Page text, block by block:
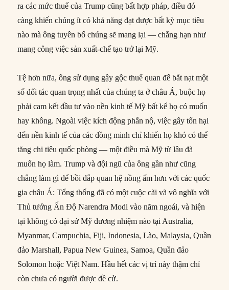
ra các mức thuế của Trump cũng bất hợp pháp, điều đó
càng khiến chúng ít có khả năng đạt được bất kỳ mục tiêu
nào mà ông tuyên bố chúng sẽ mang lại — chẳng hạn như
mang công việc sản xuất-chế tạo trở lại Mỹ.
Tệ hơn nữa, ông sử dụng gậy gộc thuế quan để bắt nạt một
số đối tác quan trọng nhất của chúng ta ở châu Á, buộc họ
phải cam kết đầu tư vào nền kinh tế Mỹ bất kể họ có muốn
hay không. Ngoài việc kích động phẫn nộ, việc gây tổn hại
đến nền kinh tế của các đồng minh chỉ khiến họ khó có thể
tăng chi tiêu quốc phòng — một điều mà Mỹ từ lâu đã
muốn họ làm. Trump và đội ngũ của ông gần như cũng
chẳng làm gì để bồi đắp quan hệ nồng ấm hơn với các quốc
gia châu Á: Tổng thống đã có một cuộc cãi vã vô nghĩa với
Thủ tướng Ấn Độ Narendra Modi vào năm ngoái, và hiện
tại không có đại sứ Mỹ đương nhiệm nào tại Australia,
Myanmar, Campuchia, Fiji, Indonesia, Lào, Malaysia, Quần
đảo Marshall, Papua New Guinea, Samoa, Quần đảo
Solomon hoặc Việt Nam. Hầu hết các vị trí này thậm chí
còn chưa có người được đề cử.